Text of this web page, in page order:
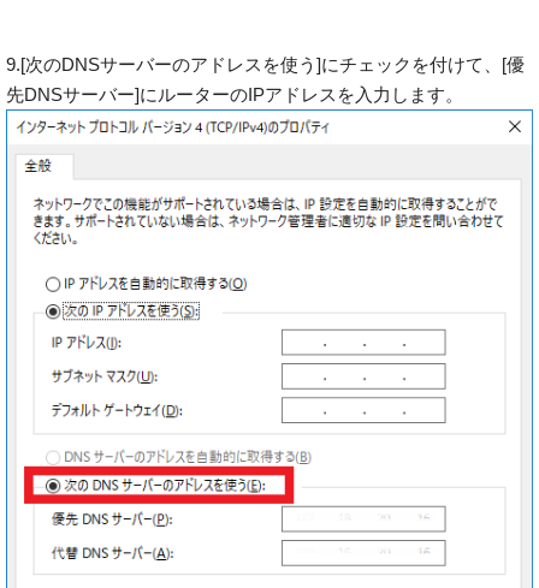
9.[次のDNSサーバーのアドレスを使う]にチェックを付けて、[優
先DNSサーバー]にルーターのIPアドレスを入力します。